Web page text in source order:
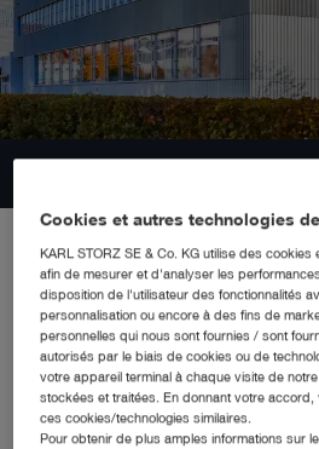
FILIALE COMMERCIALE ET MARKETING
KARL STORZ
Schweiz AG
Cookies et autres technologies
KARL STORZ SE & Co. KG utilise des cookies
afin de mesurer et d'analyser les
disposition de l'utilisateur des fonctionnalités
personnalisation ou encore à des fins de
personnelles qui nous sont fournies / sont
autorisés par le biais de cookies ou de
votre appareil terminal à chaque visite de
stockées et traitées. En donnant votre
ces cookies/technologies similaires.
Pour obtenir de plus amples informations sur